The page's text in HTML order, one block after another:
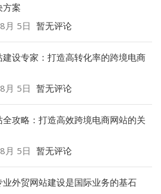
方案
月 5日 暂无评论
建设专家：打造高转化率的跨境电商
月 5日 暂无评论
全攻略：打造高效跨境电商网站的关
月 5日 暂无评论
业外贸网站建设是国际业务的基石